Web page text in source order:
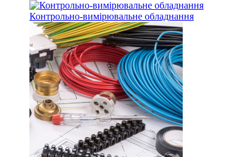
Контрольно-вимірювальне обладнання